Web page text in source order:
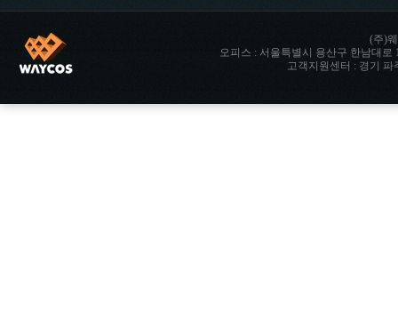
(주)
오피스 : 서울특별시 용산구 한남대로
고객지원센터 : 경기 파